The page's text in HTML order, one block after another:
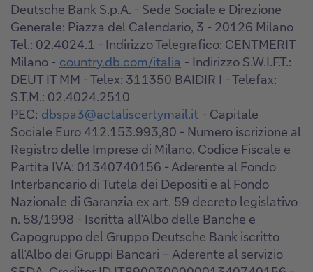
Deutsche Bank S.p.A. - Sede Sociale e Direzione
Generale: Piazza del Calendario, 3 - 20126 Milano
Tel.: 02.4024.1 - Indirizzo Telegrafico: CENTMERIT
Milano - country.db.com/italia - Indirizzo S.W.I.F.T.:
DEUT IT MM - Telex: 311350 BAIDIR I - Telefax:
S.T.M.: 02.4024.2510
PEC: dbspa3@actaliscertymail.it - Capitale
Sociale Euro 412.153.993,80 - Numero iscrizione al
Registro delle Imprese di Milano, Codice Fiscale e
Partita IVA: 01340740156 - Aderente al Fondo
Interbancario di Tutela dei Depositi e al Fondo
Nazionale di Garanzia ex art. 59 decreto legislativo
n. 58/1998 - Iscritta all’Albo delle Banche e
Capogruppo del Gruppo Deutsche Bank iscritto
all’Albo dei Gruppi Bancari – Aderente al servizio